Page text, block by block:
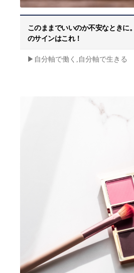
このままでいいのか不安なときに
のサインはこれ！
▶︎自分軸で働く,自分軸で生きる